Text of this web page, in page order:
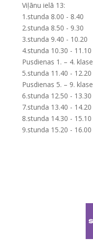
Viļānu ielā 13:
1.stunda 8.00 - 8.40
2.stunda 8.50 - 9.30
3.stunda 9.40 - 10.20
4.stunda 10.30 - 11.10
Pusdienas 1. – 4. klase
5.stunda 11.40 - 12.20
Pusdienas 5. – 9. klase
6.stunda 12.50 - 13.30
7.stunda 13.40 - 14.20
8.stunda 14.30 - 15.10
9.stunda 15.20 - 16.00